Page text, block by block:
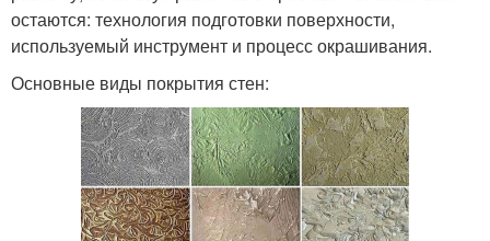
остаются: технология подготовки поверхности,
используемый инструмент и процесс окрашивания.
Основные виды покрытия стен: